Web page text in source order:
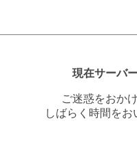
現在サーバ
ご迷惑をおか
しばらく時間を